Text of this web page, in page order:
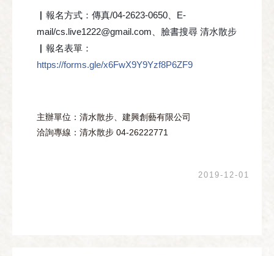
▏報名方式：傳真/04-2623-0650、E-
mail/cs.live1222@gmail.com、臉書搜尋 清水散步
▏報名表單：
https://forms.gle/x6FwX9Y9Yzf8P6ZF9
主辦單位：清水散步、建興創藝有限公司
洽詢專線：清水散步 04-26222771
2019-12-01